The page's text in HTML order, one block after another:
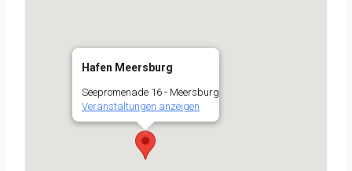
Hafen Meersburg
Seepromenade 16 - Meersburg
Veranstaltungen anzeigen